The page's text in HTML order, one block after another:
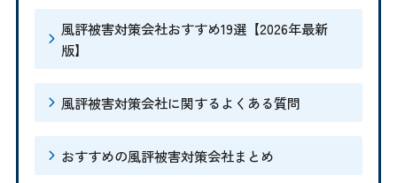
風評被害対策会社おすすめ19選【2026年最新
版】
風評被害対策会社に関するよくある質問
おすすめの風評被害対策会社まとめ